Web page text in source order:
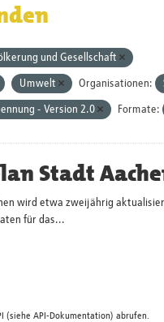
und Gesellschaft
Umwelt Organisationen:
- Version 2.0 Formate:
Stadt
wird etwa zweijährig
für das...
(siehe API-Dokumentation) abrufen.